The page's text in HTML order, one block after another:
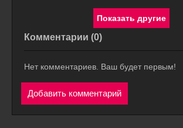
Комментарии (0)
Нет комментариев. Ваш будет первым!
Добавить комментарий